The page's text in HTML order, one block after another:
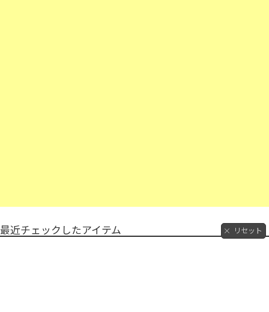
最近チェックしたアイテム リセット